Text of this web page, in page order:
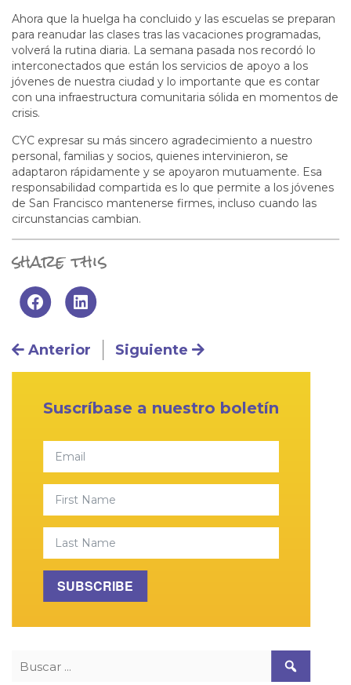
Ahora que la huelga ha concluido y las escuelas se preparan
para reanudar las clases tras las vacaciones programadas,
volverá la rutina diaria. La semana pasada nos recordó lo
interconectados que están los servicios de apoyo a los
jóvenes de nuestra ciudad y lo importante que es contar
con una infraestructura comunitaria sólida en momentos de
crisis.
CYC expresar su más sincero agradecimiento a nuestro
personal, familias y socios, quienes intervinieron, se
adaptaron rápidamente y se apoyaron mutuamente. Esa
responsabilidad compartida es lo que permite a los jóvenes
de San Francisco mantenerse firmes, incluso cuando las
circunstancias cambian.
share this
Navegación posterior
Anterior Siguiente
Suscríbase a nuestro boletín
First Name
Last Name
SUBSCRIBE
Buscar: